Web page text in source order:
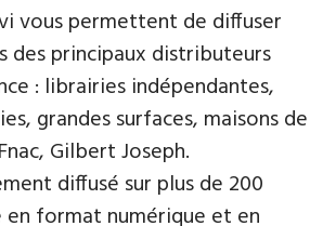
vous permettent de diffuser
des principaux distributeurs
: librairies indépendantes,
grandes surfaces, maisons de
Gilbert Joseph.
diffusé sur plus de 200
format numérique et en